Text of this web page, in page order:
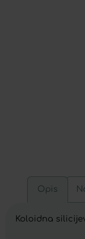
Opis
Koloidna